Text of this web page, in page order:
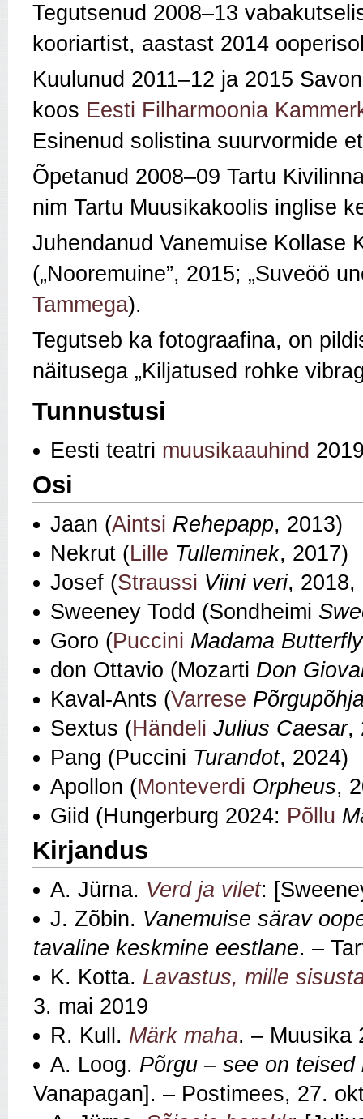
Tegutsenud 2008–13
kooriartist, aastast 2014
Kuulunud 2011–12 ja 2015
koos Eesti Filharmoonia
Esinenud solistina suurvormide
Õpetanud 2008–09 Tartu
nim Tartu Muusikakoolis inglise
Juhendanud Vanemuise Kollase
(„Nooremuine”, 2015; „Suveöö
Tammega).
Tegutseb ka fotograafina, on
näitusega „Kiljatused rohke
Tunnustusi
Eesti teatri muusikaauhind
Osi
Jaan (Aintsi Rehepapp, 2013)
Nekrut (Lille Tulleminek, 2017)
Josef (Straussi Viini veri, 2018,
Sweeney Todd (Sondheimi
Goro (Puccini Madama Butterfly
don Ottavio (Mozarti Don
Kaval-Ants (Varrese
Sextus (Händeli Julius Caesar,
Pang (Puccini Turandot, 2024)
Apollon (Monteverdi Orpheus,
Giid (Hungerburg 2024: Põllu
Kirjandus
A. Jürna. Verd ja vilet:
J. Zõbin. Vanemuise särav
tavaline keskmine eestlane. –
K. Kotta. Lavastus, mille
3. mai 2019
R. Kull. Märk maha. – Muusika
A. Loog. Põrgu – see on teised
Vanapagan]. – Postimees, 27.